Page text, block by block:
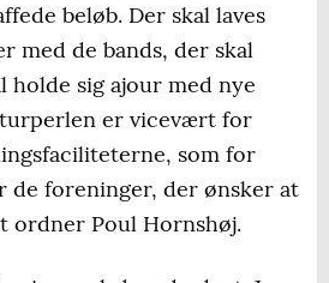
beløb. Der skal laves
med de bands, der skal
holde sig ajour med nye
er vicevært for
som for
de foreninger, der ønsker at
ordner Poul Hornshøj.